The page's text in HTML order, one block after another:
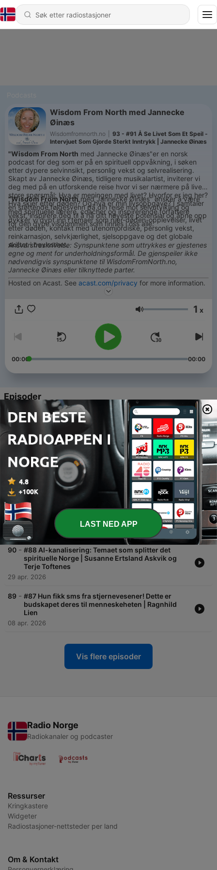
Wisdom From North med Jannecke
Øinæs
Wisdomfromnorth.no
93 - #91 Å Se Livet Som Et Speil -
Intervjuet Som Gjorde Sterkt Inntrykk | Jannecke Øinæs
"Wisdom From North med Jannecke Øinæs"er en norsk
podcast for deg som er på en spirituell oppvåkning, i søken
etter dypere selvinnsikt, personlig vekst og selvrealisering.
Skapt av Jannecke Øinæs, tidligere musikalartist, inviterer vi
deg med på en utforskende reise hvor vi ser nærmere på livets
store spørsmål: Hva er meningen med livet? Hvorfor er jeg her?
Hva skjer etter døden? Og hva er min livsoppgave? I samtaler
med spirituelle lærere, coacher og inspirerende forfattere
dykker vi dypt inn i temaer som nær-døden-opplevelser, livet
etter døden, kontakt med utenomjordiske, personlig vekst,
reinkarnasjon, selvkjærlighet, sjelsoppgave og det globale
skiftet i bevissthet.
"Wisdom From Northmed Jannecke Øinæs" ønsker å være
en støttende følgesvenn på din reise mot selvutvikling og
vekst, inspirere deg til å nå ditt høyeste potensial og åpne opp
for den dype visdommen som finnes i oss alle.
Ansvarsfraskrivelse: Synspunktene som uttrykkes er gjestenes
egne og ment for underholdningsformål. De gjenspeiler ikke
nødvendigvis synspunktene til WisdomFromNorth.no,
Jannecke Øinæs eller tilknyttede parter.
Hosted on Acast. See acast.com/privacy for more information.
Volum 1 x
00:00 00:00
Episoder
93 - #91 Å Se Livet Som Et Speil - Intervjuet Som
Gjorde Sterkt Inntrykk | Jannecke Øinæs
09 juli 2026
92 - #90 Som Barn Så Hun Det Ingen Andre Kunne Se..
Nå Forstår Hun Hvorfor | Historien om Tante
Buddha - Elisabeth Kjeldsø
24 juni 2026
91 - #89 Jeg skjulte det for alle: Reisen Fra Skam &
Overspising Til Autensitet & Frihet | Torunn
Ytrehus
27 mai 2026
90 - #88 AI-kanalisering: Temaet som splitter det
spirituelle Norge | Susanne Ertsland Askvik og
Terje Toftenes
29 apr. 2026
89 - #87 Hun fikk sms fra stjernevesener! Dette er
budskapet deres til menneskeheten | Ragnhild
Lien
08 apr. 2026
Vis flere episoder
Radio Norge
Radiokanaler og podcaster
Ressurser
Kringkastere
Widgeter
Radiostasjoner-nettsteder per land
Om & Kontakt
LAST NED APP